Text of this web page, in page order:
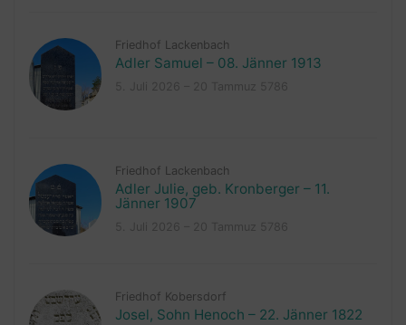
Friedhof Lackenbach
Adler Samuel – 08. Jänner 1913
Friedhof Lackenbach
Adler Julie, geb. Kronberger – 11.
Jänner 1907
Friedhof Kobersdorf
Josel, Sohn Henoch – 22. Jänner 1822